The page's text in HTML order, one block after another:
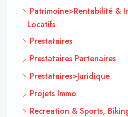
Patrimoine>Rentabilité &
Locatifs
Prestataires
Prestataires Partenaires
Prestataires>Juridique
Projets Immo
Recreation & Sports,